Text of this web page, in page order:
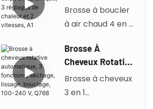
Chaud, Corps En
Céramique, 3
Chaleur Et 2
Vitesses, A1
Brosse à boucler
à air chaud 4 en 1,
capillaire aux ions
négatifs,
revêtement
céramique, trois
Brosse À
Cheveux Rotative
Automatique, 3
Fonctions,
Brosse à cheveux
3 en 1